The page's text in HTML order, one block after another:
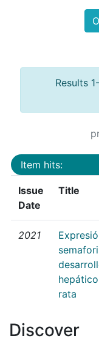
Results
Item hits:
Issue
Date
Title
2021
rata
Discover